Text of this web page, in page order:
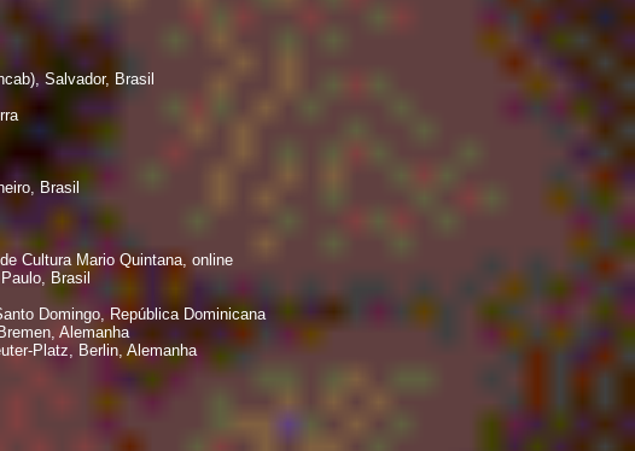
Salvador, Brasil
Brasil
Cultura Mario Quintana, online
Brasil
Domingo, República Dominicana
Alemanha
Platz, Berlin, Alemanha